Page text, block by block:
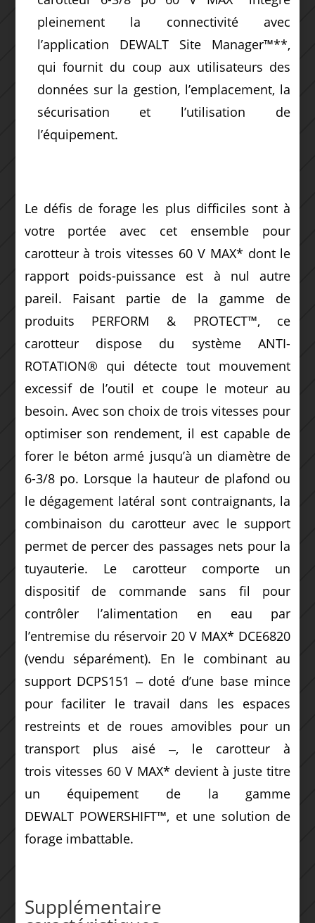
pleinement la connectivité avec
l’application DEWALT Site Manager™**,
qui fournit du coup aux utilisateurs des
données sur la gestion, l’emplacement, la
sécurisation et l’utilisation de
l’équipement.
Le défis de forage les plus difficiles sont à
votre portée avec cet ensemble pour
carotteur à trois vitesses 60 V MAX* dont le
rapport poids-puissance est à nul autre
pareil. Faisant partie de la gamme de
produits PERFORM & PROTECT™, ce
carotteur dispose du système ANTI-
ROTATION® qui détecte tout mouvement
excessif de l’outil et coupe le moteur au
besoin. Avec son choix de trois vitesses pour
optimiser son rendement, il est capable de
forer le béton armé jusqu’à un diamètre de
6-3/8 po. Lorsque la hauteur de plafond ou
le dégagement latéral sont contraignants, la
combinaison du carotteur avec le support
permet de percer des passages nets pour la
tuyauterie. Le carotteur comporte un
dispositif de commande sans fil pour
contrôler l’alimentation en eau par
l’entremise du réservoir 20 V MAX* DCE6820
(vendu séparément). En le combinant au
support DCPS151 ‒ doté d’une base mince
pour faciliter le travail dans les espaces
restreints et de roues amovibles pour un
transport plus aisé ‒, le carotteur à
trois vitesses 60 V MAX* devient à juste titre
un équipement de la gamme
DEWALT POWERSHIFT™, et une solution de
forage imbattable.
Supplémentaire